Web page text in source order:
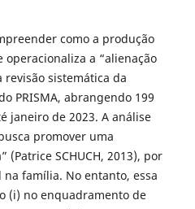
como a produção
a “alienação
revisão sistemática da
PRISMA, abrangendo 199
janeiro de 2023. A análise
promover uma
(Patrice SCHUCH, 2013), por
família. No entanto, essa
(i) no enquadramento de